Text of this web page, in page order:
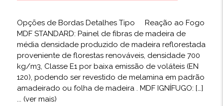
Opções de Bordas Detalhes Tipo Reação ao Fogo
MDF STANDARD: Painel de fibras de madeira de
média densidade produzido de madeira reflorestada
proveniente de florestas renováveis, densidade 700
kg/m3, Classe E1 por baixa emissão de voláteis (EN
120), podendo ser revestido de melamina em padrão
amadeirado ou folha de madeira . MDF IGNÍFUGO: […]
... (ver mais)